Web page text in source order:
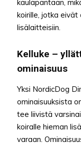
kaulapantaan,
koirille, jotka
lisälaitteisiin.
Kelluke –
ominaisuus
Yksi NordicDog
ominaisuuksista
tee liivistä
koiralle hieman
varaan.